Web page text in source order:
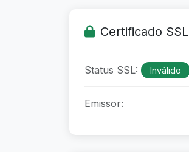
Certificado SSL
Status SSL: Inválido
Emissor: